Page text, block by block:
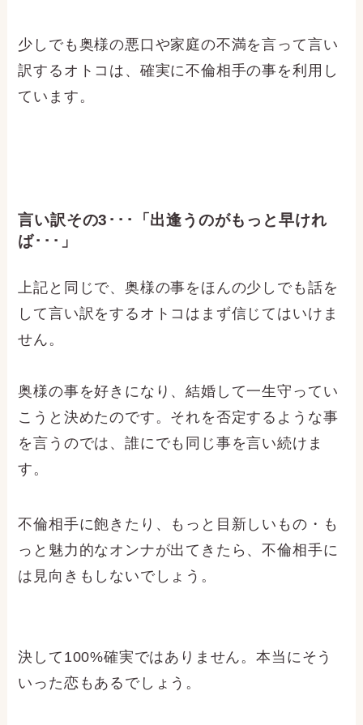
少しでも奥様の悪口や家庭の不満を言って言い
訳するオトコは、確実に不倫相手の事を利用し
ています。
言い訳その3･･･「出逢うのがもっと早けれ
ば･･･」
上記と同じで、奥様の事をほんの少しでも話を
して言い訳をするオトコはまず信じてはいけま
せん。
奥様の事を好きになり、結婚して一生守ってい
こうと決めたのです。それを否定するような事
を言うのでは、誰にでも同じ事を言い続けま
す。
不倫相手に飽きたり、もっと目新しいもの・も
っと魅力的なオンナが出てきたら、不倫相手に
は見向きもしないでしょう。
決して100%確実ではありません。本当にそう
いった恋もあるでしょう。